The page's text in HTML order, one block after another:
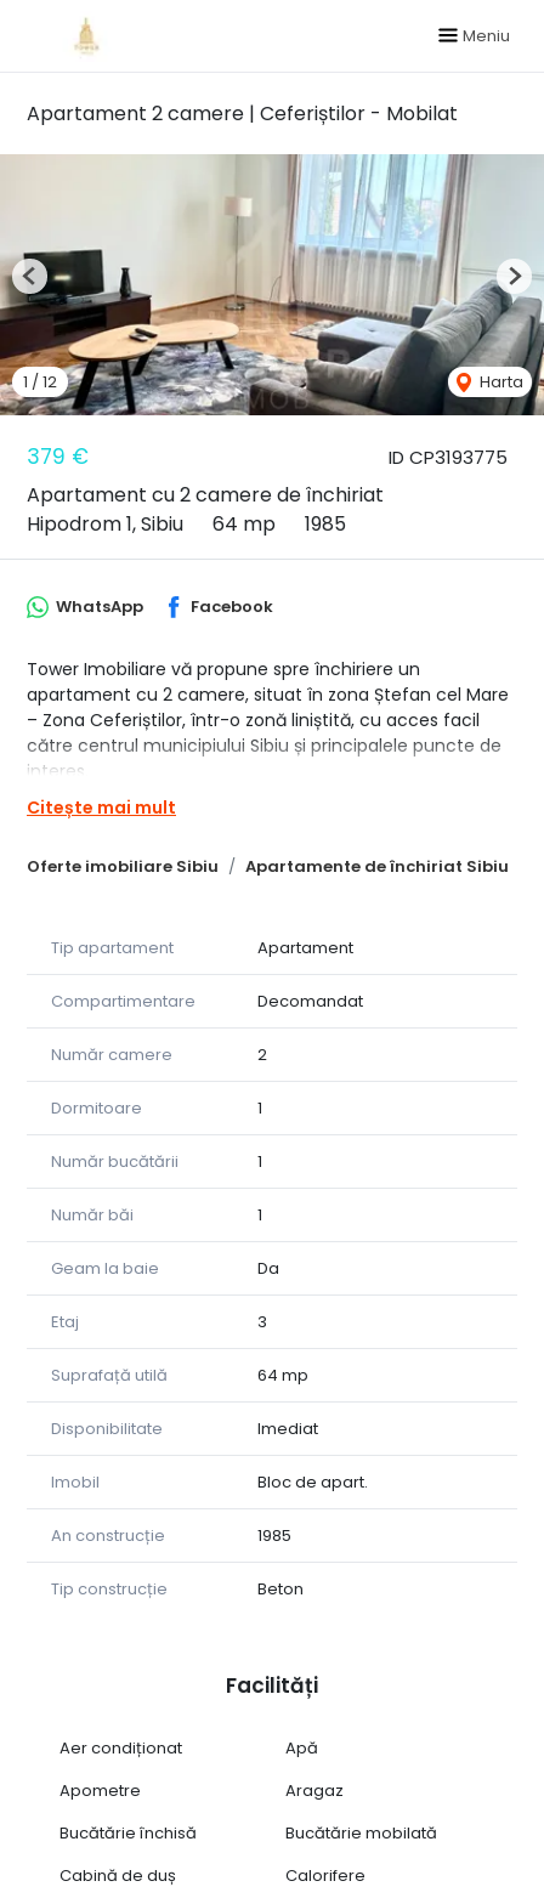
Meniu
Apartament 2 camere | Ceferiștilor - Mobilat
ID CP3193775
379 €
Apartament cu 2 camere de închiriat
Hipodrom 1, Sibiu
64 mp 1985
1 /12 Harta
Previous
Oferte imobiliare Sibiu Apartamente de închiriat Sibiu
WhatsApp Facebook
Tower Imobiliare vă propune spre închiriere un
apartament cu 2 camere, situat în zona Ștefan cel Mare
– Zona Ceferiștilor, într-o zonă liniștită, cu acces facil
către centrul municipiului Sibiu și principalele puncte de
interes.
Apartamentul este complet mobilat și utilat, fiind
eficientă și spațiile bine organizate oferă un nivel ridicat
primitor și funcțional.
condiționat, balcon și loc de parcare, iar amplasarea
mijloace de transport în comun, spital , instituții de
Datorită poziționării și dotărilor de care dispune, această
proprietate reprezintă o opțiune excelentă pentru cei
care caută liniște, confort și accesibilitate
unei vizionări, vă invităm să contactați
Citește mai mult
Tip apartament Apartament
Compartimentare Decomandat
Număr camere 2
Dormitoare 1
Număr bucătării 1
Număr băi 1
Geam la baie Da
Etaj 3
Suprafață utilă 64 mp
Disponibilitate Imediat
Imobil Bloc de apart.
An construcție 1985
Tip construcție Beton
Facilități
Aer condiționat
Apă
Apometre
Aragaz
Bucătărie închisă
Bucătărie mobilată
Cabină de duș
Calorifere